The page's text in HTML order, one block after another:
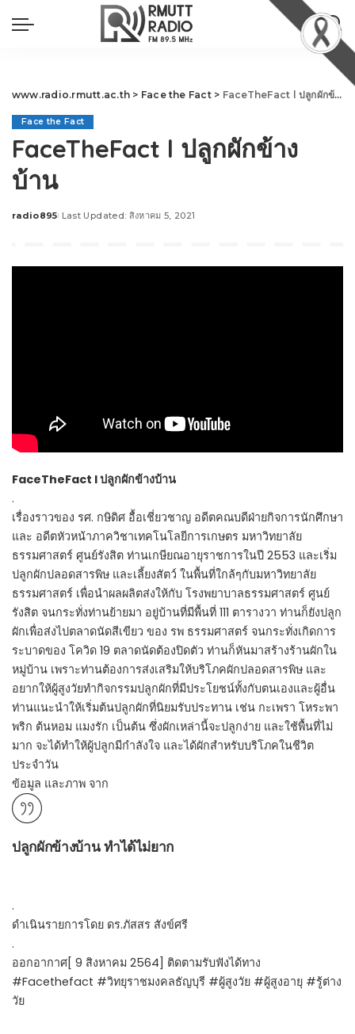
www.radio.rmutt.ac.th > Face the Fact> FaceTheFact l ปลูกผักข้างบ้าน
Face the Fact
FaceTheFact l ปลูกผักข้าง
บ้าน
Posted
radio895 Last Updated: สิงหาคม 5, 2021
FaceTheFact l ปลูกผักข้างบ้าน
.
เรื่องราวของ รศ. กษิดิศ อื้อเชี่ยวชาญ อดีตคณบดีฝ่ายกิจการนักศึกษา
และ อดีตหัวหน้าภาควิชาเทคโนโลยีการเกษตร มหาวิทยาลัย
ธรรมศาสตร์ ศูนย์รังสิต ท่านเกษียณอายุราชการในปี 2553 และเริ่ม
ปลูกผักปลอดสารพิษ และเลี้ยงสัตว์ ในพื้นที่ใกล้ๆกับมหาวิทยาลัย
ธรรมศาสตร์ เพื่อนำผลผลิตส่งให้กับ โรงพยาบาลธรรมศาสตร์ ศูนย์
รังสิต จนกระทั่งท่านย้ายมา อยู่บ้านที่มีพื้นที่ 111 ตารางวา ท่านก็ยังปลูก
ผักเพื่อส่งไปตลาดนัดสีเขียว ของ รพ ธรรมศาสตร์ จนกระทั่งเกิดการ
ระบาดของ โควิด 19 ตลาดนัดต้องปิดตัว ท่านก็หันมาสร้างร้านผักใน
หมู่บ้าน เพราะท่านต้องการส่งเสริมให้บริโภคผักปลอดสารพิษ และ
อยากให้ผู้สูงวัยทำกิจกรรมปลูกผักที่มีประโยชน์ทั้งกับตนเองและผู้อื่น
ท่านแนะนำให้เริ่มต้นปลูกผักที่นิยมรับประทาน เช่น กะเพรา โหระพา
พริก ต้นหอม แมงรัก เป็นต้น ซึ่งผักเหล่านี้จะปลูกง่าย และใช้พื้นที่ไม่
มาก จะได้ทำให้ผู้ปลูกมีกำลังใจ และได้ผักสำหรับบริโภคในชีวิต
ประจำวัน
ข้อมูล และภาพ จาก
ปลูกผักข้างบ้าน ทำได้ไม่ยาก
.
ดำเนินรายการโดย ดร.ภัสสร สังข์ศรี
.
ออกอากาศ[ 9 สิงหาคม 2564] ติดตามรับฟังได้ทาง
#Facethefact #วิทยุราชมงคลธัญบุรี #ผู้สูงวัย #ผู้สูงอายุ #รู้ต่าง
วัย